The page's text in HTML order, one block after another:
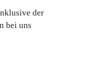
der
bei uns